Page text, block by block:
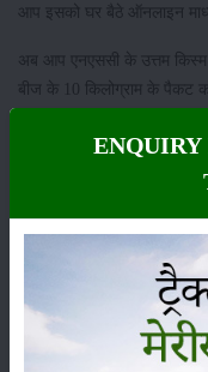
आप इसको घर बैठे ऑनलाइन
अब आप एनएससी के उत्तम किस्म
बीज के 10 किलोग्राम के पैकट
यहां आपको NSC धान पीबी
रुपये निर्धारित की गई है।
https://mystore.in/en/